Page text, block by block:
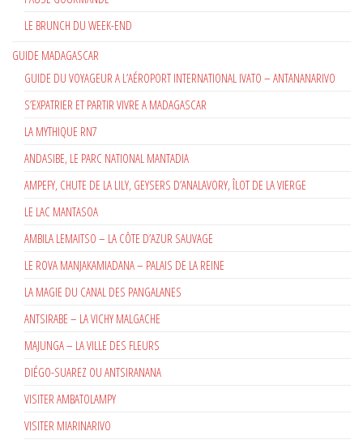
LE BRUNCH DU WEEK-END
GUIDE MADAGASCAR
GUIDE DU VOYAGEUR A L’AÉROPORT INTERNATIONAL IVATO – ANTANANARIVO
S’EXPATRIER ET PARTIR VIVRE A MADAGASCAR
LA MYTHIQUE RN7
ANDASIBE, LE PARC NATIONAL MANTADIA
AMPEFY, CHUTE DE LA LILY, GEYSERS D’ANALAVORY, ÎLOT DE LA VIERGE
LE LAC MANTASOA
AMBILA LEMAITSO – LA CÔTE D’AZUR SAUVAGE
LE ROVA MANJAKAMIADANA – PALAIS DE LA REINE
LA MAGIE DU CANAL DES PANGALANES
ANTSIRABE – LA VICHY MALGACHE
MAJUNGA – LA VILLE DES FLEURS
DIÉGO-SUAREZ OU ANTSIRANANA
VISITER AMBATOLAMPY
VISITER MIARINARIVO